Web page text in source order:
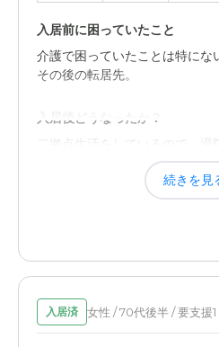
入居前に困っていたこと
介護で困っていたことは特にな
その後の転居先。
入居後どうなったか？
二拠点生活をしているので、退
く環境にはならなかった。人の
おけるので安心できます。
サービス付き高齢者住宅とも
職員・スタッフ・他入居者の雰
続きを見
入居済 女性 / 70代後半 / 要支援1